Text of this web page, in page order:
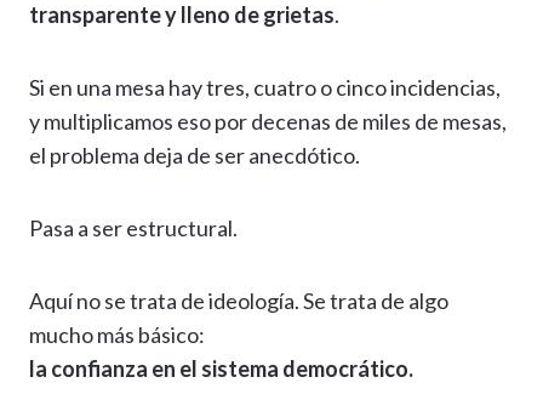
transparente y lleno de grietas.
Si en una mesa hay tres, cuatro o cinco incidencias,
y multiplicamos eso por decenas de miles de mesas,
el problema deja de ser anecdótico.
Pasa a ser estructural.
Aquí no se trata de ideología. Se trata de algo
mucho más básico:
la confianza en el sistema democrático.